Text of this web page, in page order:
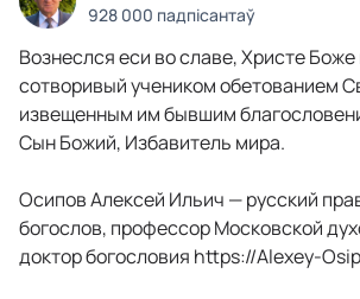
928 000 падпісантаў
Вознеслся еси во славе, Христе
сотворивый учеником обетованием
извещенным им бывшим
Сын Божий, Избавитель мира.
Осипов Алексей Ильич — русский
богослов, профессор Московской
доктор богословия https://Alexey-